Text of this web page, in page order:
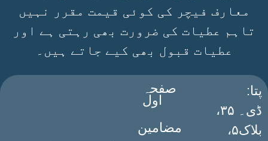
معارف فیچر کی کوئی قیمت مقرر نہیں
تاہم عطیات کی ضرورت بھی رہتی ہے اور
عطیات قبول بھی کیے جاتے ہیں۔
:پتا
ڈی۔ ۳۵،
بلاک۵،
صفحہ
اول
مضامین